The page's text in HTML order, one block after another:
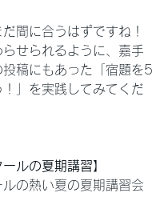
間に合うはずですね！
せられるように、嘉手
投稿にもあった「宿題を5
」を実践してみてくだ
ールの夏期講習】
の熱い夏の夏期講習会